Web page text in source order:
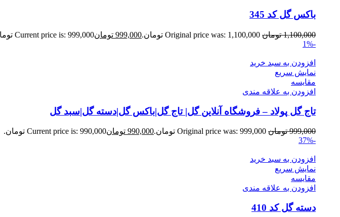
باکس گل کد 345
1,100,000 تومان Original price was: 1,100,000 تومان. 999,000 تومانCurrent price is: 999,000 تومان.
-1%
افزودن به سبد خرید
نمایش سریع
مقايسه
افزودن به علاقه مندی
تاج گل پولاد – فروشگاه آنلاین گل| تاج گل|باکس گل|دسته گل|سبد گل
999,000 تومان Original price was: 999,000 تومان. 990,000 تومانCurrent price is: 990,000 تومان.
-37%
افزودن به سبد خرید
نمایش سریع
مقايسه
افزودن به علاقه مندی
دسته گل کد 410